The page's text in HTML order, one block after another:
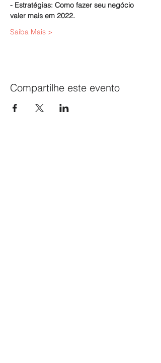
- Estratégias: Como fazer seu negócio
valer mais em 2022.
Saiba Mais >
Compartilhe este evento